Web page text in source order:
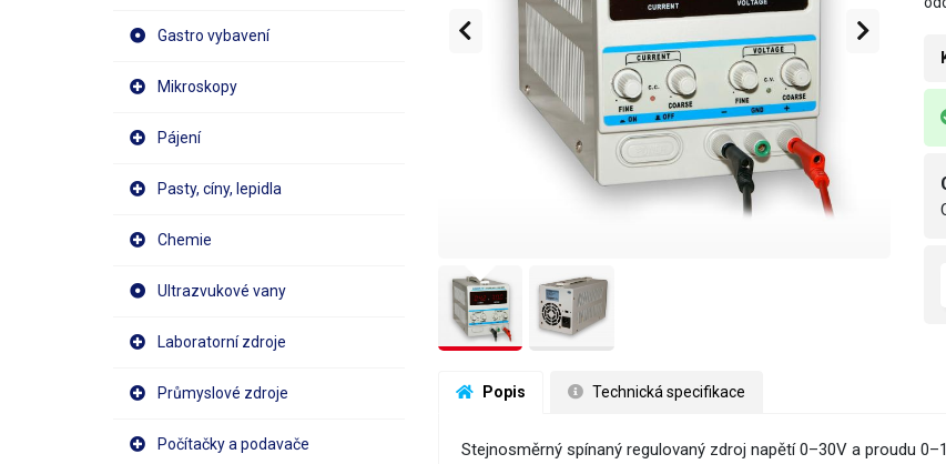
Gastro vybavení
Mikroskopy
Pájení
Pasty, cíny, lepidla
Chemie
Ultrazvukové vany
Laboratorní zdroje
Průmyslové zdroje
Počítačky a podavače
Popis Technická specifikace
Stejnosměrný spínaný regulovaný zdroj napětí 0–30V a proudu